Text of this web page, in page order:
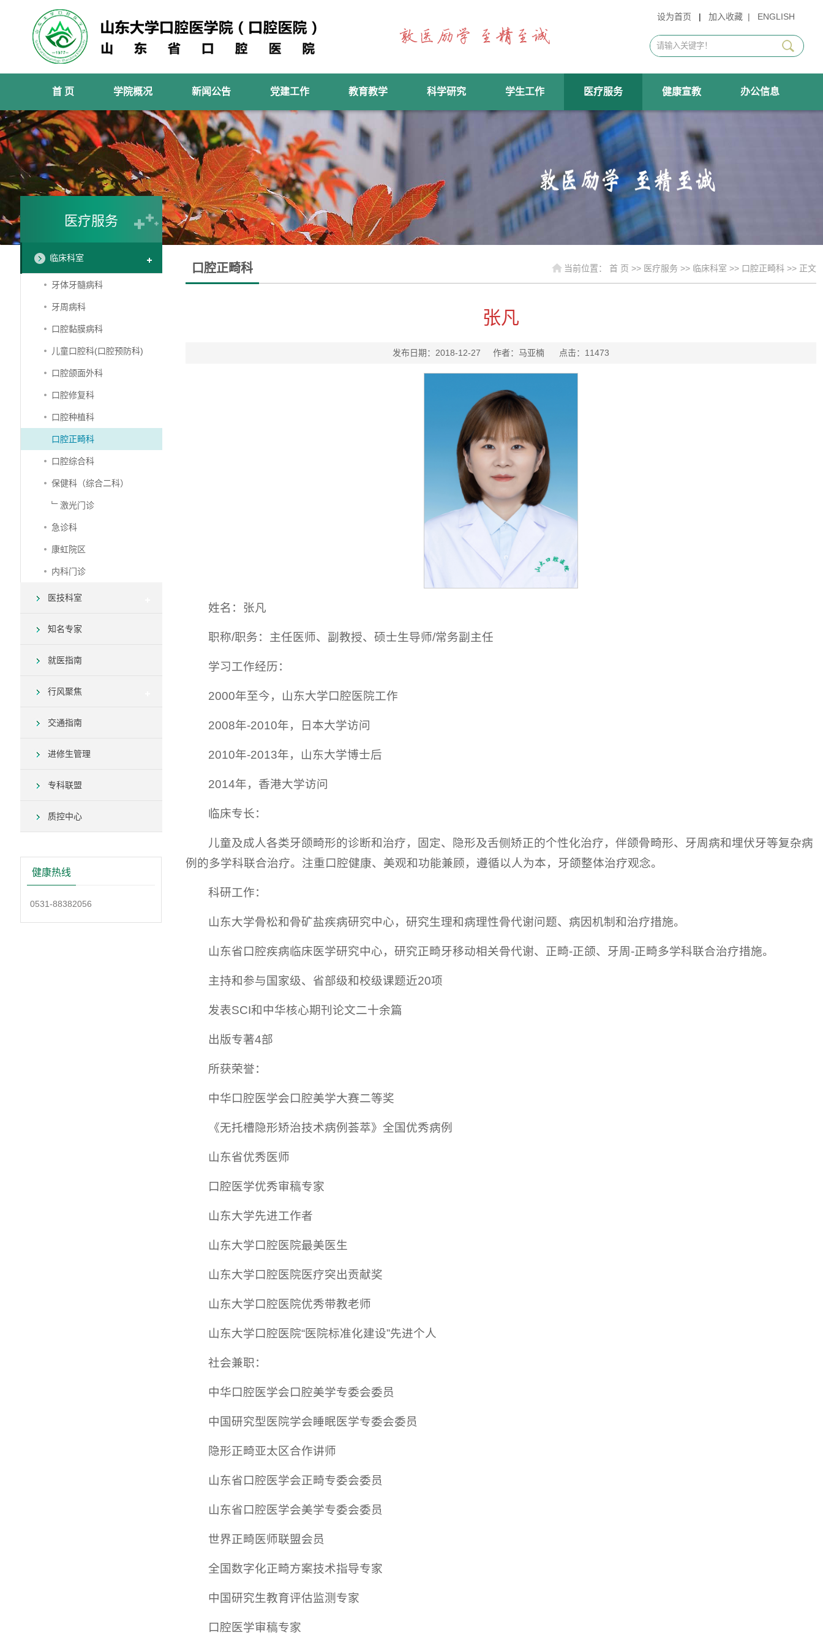
设为首页 | 加入收藏 | ENGLISH
首 页 学院概况 新闻公告 党建工作 教育教学 科学研究 学生工作 医疗服务 健康宣教 办公信息
医疗服务
临床科室
牙体牙髓病科
牙周病科
口腔黏膜病科
儿童口腔科(口腔预防科)
口腔颌面外科
口腔修复科
口腔种植科
口腔正畸科
口腔综合科
保健科（综合二科）
﹂激光门诊
急诊科
康虹院区
内科门诊
医技科室
知名专家
就医指南
行风聚焦
交通指南
进修生管理
专科联盟
质控中心
健康热线
0531-88382056
口腔正畸科 当前位置： 首 页 >> 医疗服务 >> 临床科室 >> 口腔正畸科 >> 正文
张凡
发布日期：2018-12-27 作者：马亚楠 点击： 11473
姓名：张凡
职称/职务：主任医师、副教授、硕士生导师/常务副主任
学习工作经历：
2000年至今，山东大学口腔医院工作
2008年-2010年，日本大学访问
2010年-2013年，山东大学博士后
2014年，香港大学访问
临床专长：
儿童及成人各类牙颌畸形的诊断和治疗，固定、隐形及舌侧矫正的个性化治疗，伴颌骨畸形、牙周病和埋伏牙等复杂病
例的多学科联合治疗。注重口腔健康、美观和功能兼顾，遵循以人为本，牙颌整体治疗观念。
科研工作：
山东大学骨松和骨矿盐疾病研究中心，研究生理和病理性骨代谢问题、病因机制和治疗措施。
山东省口腔疾病临床医学研究中心，研究正畸牙移动相关骨代谢、正畸-正颌、牙周-正畸多学科联合治疗措施。
主持和参与国家级、省部级和校级课题近20项
发表SCI和中华核心期刊论文二十余篇
出版专著4部
所获荣誉：
中华口腔医学会口腔美学大赛二等奖
《无托槽隐形矫治技术病例荟萃》全国优秀病例
山东省优秀医师
口腔医学优秀审稿专家
山东大学先进工作者
山东大学口腔医院最美医生
山东大学口腔医院医疗突出贡献奖
山东大学口腔医院优秀带教老师
山东大学口腔医院“医院标准化建设”先进个人
社会兼职：
中华口腔医学会口腔美学专委会委员
中国研究型医院学会睡眠医学专委会委员
隐形正畸亚太区合作讲师
山东省口腔医学会正畸专委会委员
山东省口腔医学会美学专委会委员
世界正畸医师联盟会员
全国数字化正畸方案技术指导专家
中国研究生教育评估监测专家
口腔医学审稿专家